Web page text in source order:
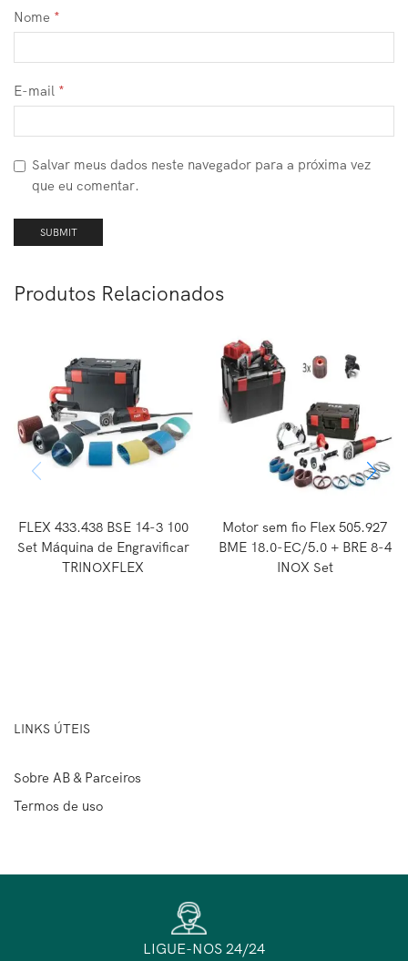
Nome *
E-mail *
Salvar meus dados neste navegador para a próxima vez
que eu comentar.
Produtos Relacionados
FLEX 433.438 BSE 14-3 100
Set Máquina de Engravificar
TRINOXFLEX
Motor sem fio Flex 505.927
BME 18.0-EC/5.0 + BRE 8-4
INOX Set
LINKS ÚTEIS
Sobre AB & Parceiros
Termos de uso
LIGUE-NOS 24/24